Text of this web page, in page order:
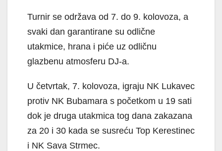
Turnir se održava od 7. do 9. kolovoza, a
svaki dan garantirane su odlične
utakmice, hrana i piće uz odličnu
glazbenu atmosferu DJ-a.
U četvrtak, 7. kolovoza, igraju NK Lukavec
protiv NK Bubamara s početkom u 19 sati
dok je druga utakmica tog dana zakazana
za 20 i 30 kada se susreću Top Kerestinec
i NK Sava Strmec.